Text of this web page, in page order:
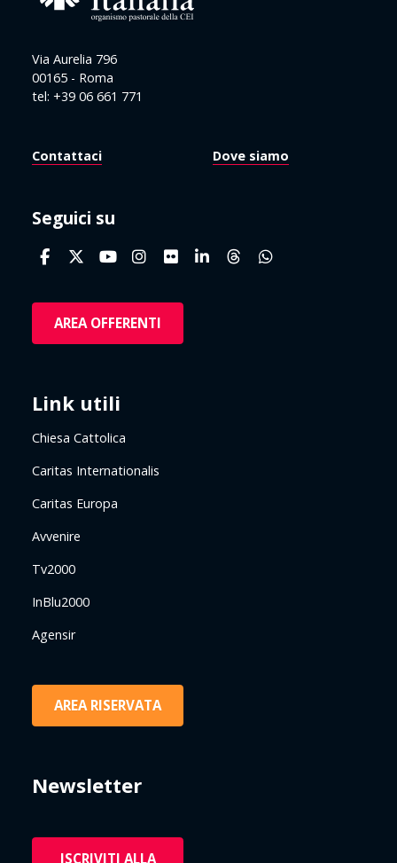
Via Aurelia 796
00165 - Roma
tel: +39 06 661 771
Contattaci Dove siamo
Seguici su
AREA OFFERENTI
Link utili
Chiesa Cattolica
Caritas Internationalis
Caritas Europa
Avvenire
Tv2000
InBlu2000
Agensir
AREA RISERVATA
Newsletter
ISCRIVITI ALLA